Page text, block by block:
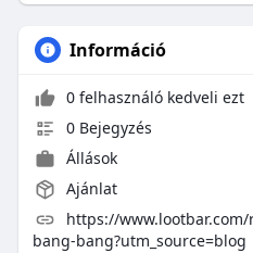
Információ
0 felhasználó kedveli ezt
0 Bejegyzés
Állások
Ajánlat
https://
bang-bang?utm_source=blog